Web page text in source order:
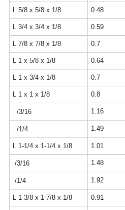
L 5/8 x 5/8 x 1/8 0.48
L 3/4 x 3/4 x 1/8 0.59
L 7/8 x 7/8 x 1/8 0.7
L 1 x 5/8 x 1/8 0.64
L 1 x 3/4 x 1/8 0.7
L 1 x 1 x 1/8 0.8
/3/16 1.16
/1/4 1.49
L 1-1/4 x 1-1/4 x 1/8 1.01
/3/16 1.48
/1/4 1.92
L 1-3/8 x 1-7/8 x 1/8 0.91